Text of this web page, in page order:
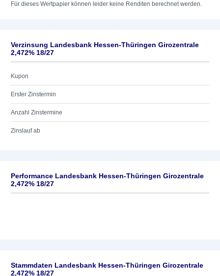
Für dieses Wertpapier können leider keine Renditen berechnet werden.
Verzinsung Landesbank Hessen-Thüringen Girozentrale
2,472% 18/27
Kupon
Erster Zinstermin
Anzahl Zinstermine
Zinslauf ab
Performance Landesbank Hessen-Thüringen Girozentrale
2,472% 18/27
Stammdaten Landesbank Hessen-Thüringen Girozentrale
2,472% 18/27